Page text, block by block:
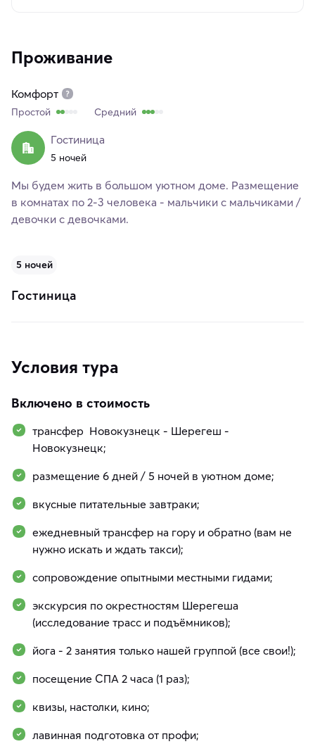
Проживание
Комфорт
Простой Средний
Гостиница
5 ночей
Мы будем жить в большом уютном доме. Размещение
в комнатах по 2-3 человека - мальчики с мальчиками /
девочки с девочками.
5 ночей
Гостиница
Условия тура
Включено в стоимость
трансфер Новокузнецк - Шерегеш -
Новокузнецк;
размещение 6 дней / 5 ночей в уютном доме;
вкусные питательные завтраки;
ежедневный трансфер на гору и обратно (вам не
нужно искать и ждать такси);
сопровождение опытными местными гидами;
экскурсия по окрестностям Шерегеша
(исследование трасс и подъёмников);
йога - 2 занятия только нашей группой (все свои!);
посещение СПА 2 часа (1 раз);
квизы, настолки, кино;
лавинная подготовка от профи;